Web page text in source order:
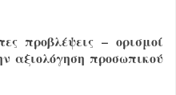
προβλέψεις – ορισμοί
αξιολόγηση προσωπικού